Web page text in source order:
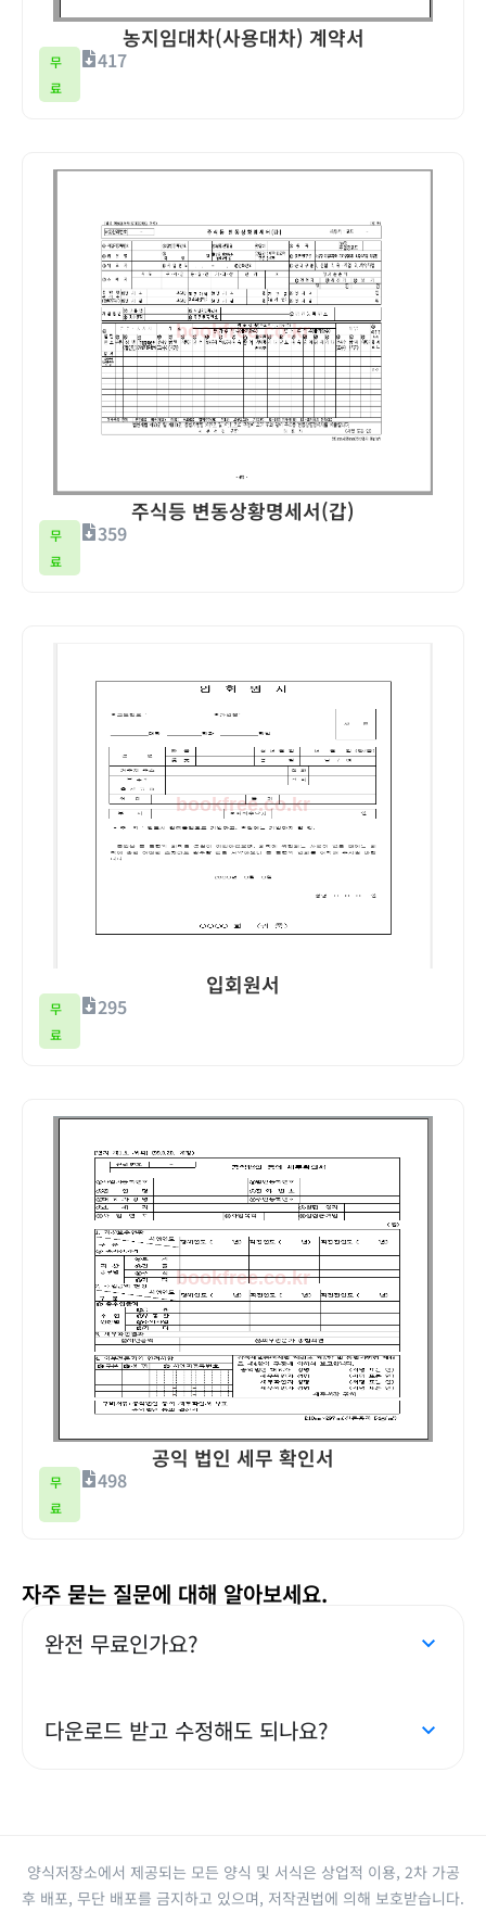
농지임대차(사용대차) 계약서
무
료
417
주식등 변동상황명세서(갑)
무
료
359
입회원서
무
료
295
공익 법인 세무 확인서
무
료
498
자주 묻는 질문에 대해 알아보세요.
완전 무료인가요?
다운로드 받고 수정해도 되나요?
양식저장소에서 제공되는 모든 양식 및 서식은 상업적 이용, 2차 가공
후 배포, 무단 배포를 금지하고 있으며, 저작권법에 의해 보호받습니다.